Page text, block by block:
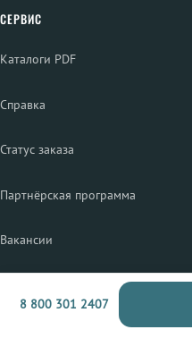
СЕРВИС
Каталоги PDF
Справка
Статус заказа
Партнёрская программа
Вакансии
ПРОДУКЦИЯ
8 800 301 2407